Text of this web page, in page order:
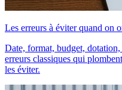
Les erreurs à éviter quand on
Date, format, budget,
erreurs classiques qui
les éviter.